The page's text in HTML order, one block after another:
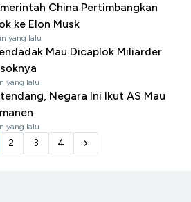
China Pertimbangkan
ke Elon Musk
yang lalu
Mau Dicaplok Miliarder
yang lalu
Negara Ini Ikut AS Mau
yang lalu
2 3 4